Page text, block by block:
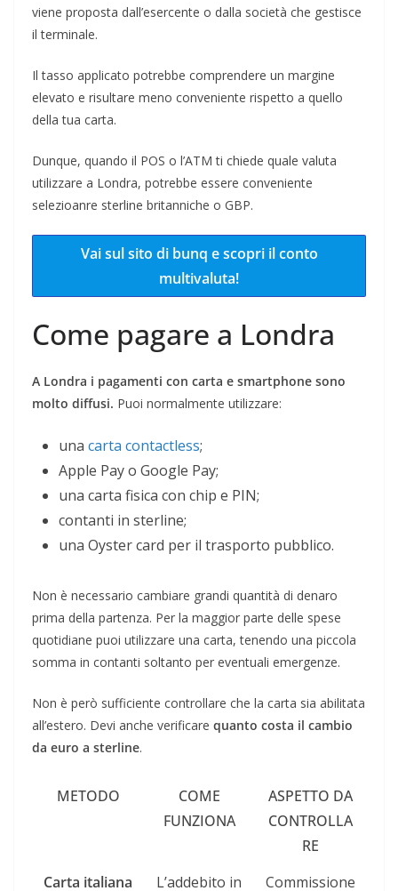
viene proposta dall’esercente o dalla società che gestisce
il terminale.
Il tasso applicato potrebbe comprendere un margine
elevato e risultare meno conveniente rispetto a quello
della tua carta.
Dunque, quando il POS o l’ATM ti chiede quale valuta
utilizzare a Londra, potrebbe essere conveniente
selezioanre sterline britanniche o GBP.
Vai sul sito di bunq e scopri il conto
multivaluta!
Come pagare a Londra
A Londra i pagamenti con carta e smartphone sono
molto diffusi. Puoi normalmente utilizzare:
una carta contactless;
Apple Pay o Google Pay;
una carta fisica con chip e PIN;
contanti in sterline;
una Oyster card per il trasporto pubblico.
Non è necessario cambiare grandi quantità di denaro
prima della partenza. Per la maggior parte delle spese
quotidiane puoi utilizzare una carta, tenendo una piccola
somma in contanti soltanto per eventuali emergenze.
Non è però sufficiente controllare che la carta sia abilitata
all’estero. Devi anche verificare quanto costa il cambio
da euro a sterline.
METODO
COME
FUNZIONA
ASPETTO DA
CONTROLLA
RE
Carta italiana
L’addebito in Commissione